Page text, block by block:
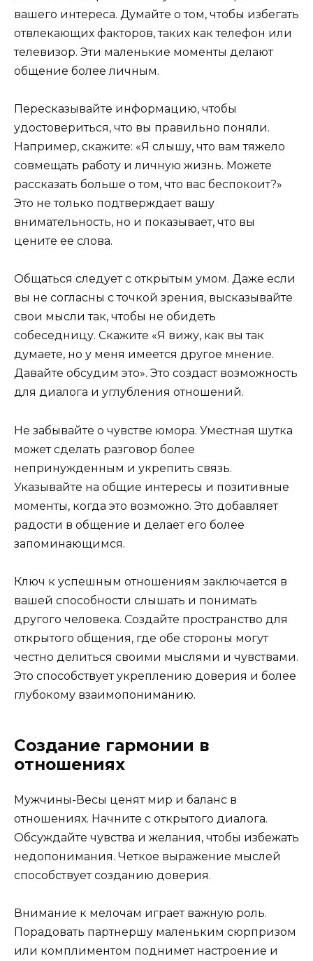
вашего интереса. Думайте о том, чтобы избегать
отвлекающих факторов, таких как телефон или
телевизор. Эти маленькие моменты делают
общение более личным.
Пересказывайте информацию, чтобы
удостовериться, что вы правильно поняли.
Например, скажите: «Я слышу, что вам тяжело
совмещать работу и личную жизнь. Можете
рассказать больше о том, что вас беспокоит?»
Это не только подтверждает вашу
внимательность, но и показывает, что вы
цените ее слова.
Общаться следует с открытым умом. Даже если
вы не согласны с точкой зрения, высказывайте
свои мысли так, чтобы не обидеть
собеседницу. Скажите «Я вижу, как вы так
думаете, но у меня имеется другое мнение.
Давайте обсудим это». Это создаст возможность
для диалога и углубления отношений.
Не забывайте о чувстве юмора. Уместная шутка
может сделать разговор более
непринужденным и укрепить связь.
Указывайте на общие интересы и позитивные
моменты, когда это возможно. Это добавляет
радости в общение и делает его более
запоминающимся.
Ключ к успешным отношениям заключается в
вашей способности слышать и понимать
другого человека. Создайте пространство для
открытого общения, где обе стороны могут
честно делиться своими мыслями и чувствами.
Это способствует укреплению доверия и более
глубокому взаимопониманию.
Создание гармонии в
отношениях
Мужчины-Весы ценят мир и баланс в
отношениях. Начните с открытого диалога.
Обсуждайте чувства и желания, чтобы избежать
недопонимания. Четкое выражение мыслей
способствует созданию доверия.
Внимание к мелочам играет важную роль.
Порадовать партнершу маленьким сюрпризом
или комплиментом поднимет настроение и